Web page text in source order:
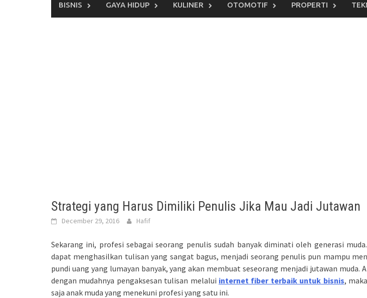
BISNIS GAYA HIDUP KULINER OTOMOTIF PROPERTI
Strategi yang Harus Dimiliki Penulis Jika Mau Jadi Jutawan
December 29, 2016 Hafif
Sekarang ini, profesi sebagai seorang penulis sudah banyak diminati oleh generasi
dapat menghasilkan tulisan yang sangat bagus, menjadi seorang penulis pun mampu
pundi uang yang lumayan banyak, yang akan membuat seseorang menjadi jutawan muda.
dengan mudahnya pengaksesan tulisan melalui internet fiber terbaik untuk bisnis,
saja anak muda yang menekuni profesi yang satu ini.